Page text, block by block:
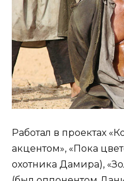
Работал в проектах
акцентом», «Пока
охотника Дамира),